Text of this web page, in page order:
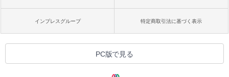
インプレスグループ 特定商取引法に基づく表示
PC版で見る